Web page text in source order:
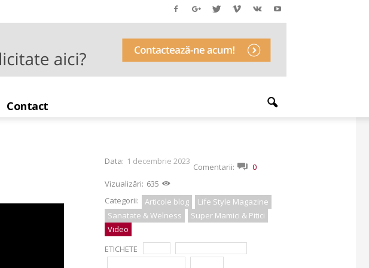
Contact
Data: 1 decembrie 2023
Comentarii:
0
Vizualizări: 635
Categorii:
Articole blog
Life Style Magazine
Sanatate & Welness
Super Mamici & Pitici
Video
ETICHETE